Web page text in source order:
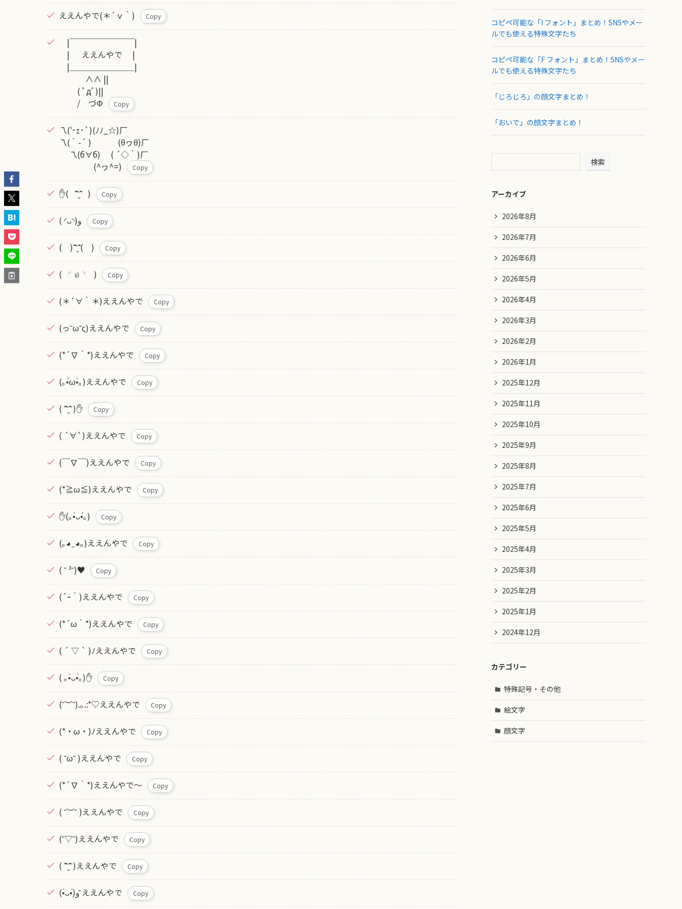
ええんやで(＊´ｖ｀) Copy
|￣￣￣￣￣￣￣￣|
| ええんやで |
|＿＿＿＿＿＿＿＿|
∧∧ ||
( ﾟдﾟ)||
/ づΦ
Copy
乁(‘･ｪ･`)(ﾉﾉ_☆)厂
乁(｀-´ ) (θヮθ)厂
乁(б∀б) ( ´◇｀)厂
(^ヮ^=)
Copy
✋( ˆ̑‵̮ˆ̑ ) Copy
( ◜ᴗ◝)و Copy
( )ˆ̑‵̮ˆ̑( ) Copy
( ◜௰◝ ) Copy
(＊´∀｀＊)ええんやで Copy
(っ˘ω˘ς)ええんやで Copy
(*´∇｀*)ええんやで Copy
(｡•́ω•̀｡)ええんやで Copy
( ˆ̑‵̮ˆ̑ )✋ Copy
( ´∀`)ええんやで Copy
(￣∇￣)ええんやで Copy
(*≧ω≦)ええんやで Copy
✋(｡•̀ᴗ•́｡) Copy
(｡◕‿◕｡)ええんやで Copy
( ˘ ³˘)♥ Copy
(´ｰ｀)ええんやで Copy
(*´ω｀*)ええんやで Copy
( ´ ▽ ` )ﾉええんやで Copy
( ｡•̀ᴗ•́｡)✋ Copy
(˘︶˘).｡.:*♡ええんやで Copy
(*・ω・)ﾉええんやで Copy
( ˘ω˘ )ええんやで Copy
(*´∇｀*)ええんやで～ Copy
( ˘︶˘ )ええんやで Copy
(˘▽˘)ええんやで Copy
( ˆ̑‵̮ˆ̑ )ええんやで Copy
(•̀ᴗ•́)و ̑̑ええんやで Copy
コピペ可能な「I フォント」まとめ！SNSやメー
ルでも使える特殊文字たち
コピペ可能な「F フォント」まとめ！SNSやメー
ルでも使える特殊文字たち
「じろじろ」の顔文字まとめ！
「おいで」の顔文字まとめ！
検索
アーカイブ
2026年8月
2026年7月
2026年6月
2026年5月
2026年4月
2026年3月
2026年2月
2026年1月
2025年12月
2025年11月
2025年10月
2025年9月
2025年8月
2025年7月
2025年6月
2025年5月
2025年4月
2025年3月
2025年2月
2025年1月
2024年12月
カテゴリー
特殊記号・その他
絵文字
顔文字